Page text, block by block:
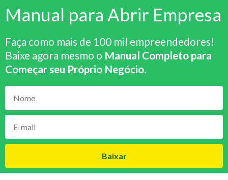
Manual para Abrir Empresa
Faça como mais de 100 mil empreendedores!
Baixe agora mesmo o Manual Completo para
Começar seu Próprio Negócio.
Baixar